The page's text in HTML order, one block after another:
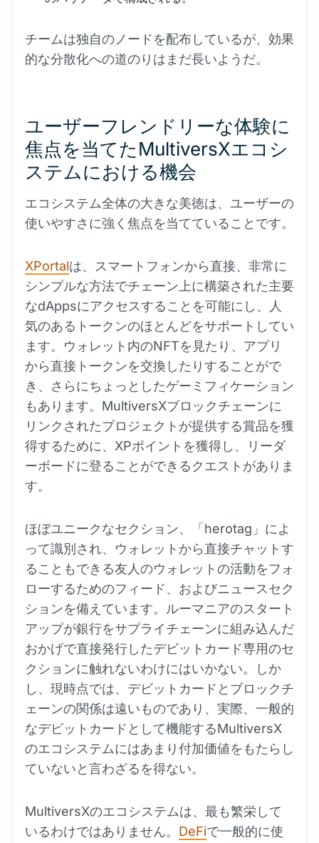
チームは独自のノードを配布しているが、効果
的な分散化への道のりはまだ長いようだ。
ユーザーフレンドリーな体験に
焦点を当てたMultiversXエコシ
ステムにおける機会
エコシステム全体の大きな美徳は、ユーザーの
使いやすさに強く焦点を当てていることです。
XPortalは、スマートフォンから直接、非常に
シンプルな方法でチェーン上に構築された主要
なdAppsにアクセスすることを可能にし、人
気のあるトークンのほとんどをサポートしてい
ます。ウォレット内のNFTを見たり、アプリ
から直接トークンを交換したりすることがで
き、さらにちょっとしたゲーミフィケーション
もあります。MultiversXブロックチェーンに
リンクされたプロジェクトが提供する賞品を獲
得するために、XPポイントを獲得し、リーダ
ーボードに登ることができるクエストがありま
す。
ほぼユニークなセクション、「herotag」によ
って識別され、ウォレットから直接チャットす
ることもできる友人のウォレットの活動をフォ
ローするためのフィード、およびニュースセク
ションを備えています。ルーマニアのスタート
アップが銀行をサプライチェーンに組み込んだ
おかげで直接発行したデビットカード専用のセ
クションに触れないわけにはいかない。しか
し、現時点では、デビットカードとブロックチ
ェーンの関係は遠いものであり、実際、一般的
なデビットカードとして機能するMultiversX
のエコシステムにはあまり付加価値をもたらし
ていないと言わざるを得ない。
MultiversXのエコシステムは、最も繁栄して
いるわけではありません。 DeFiで一般的に使